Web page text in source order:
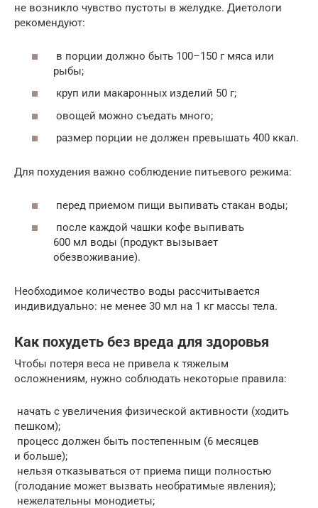
не возникло чувство пустоты в желудке. Диетологи
рекомендуют:
в порции должно быть 100–150 г мяса или
рыбы;
круп или макаронных изделий 50 г;
овощей можно съедать много;
размер порции не должен превышать 400 ккал.
Для похудения важно соблюдение питьевого режима:
перед приемом пищи выпивать стакан воды;
после каждой чашки кофе выпивать
600 мл воды (продукт вызывает
обезвоживание).
Необходимое количество воды рассчитывается
индивидуально: не менее 30 мл на 1 кг массы тела.
Как похудеть без вреда для здоровья
Чтобы потеря веса не привела к тяжелым
осложнениям, нужно соблюдать некоторые правила:
начать с увеличения физической активности (ходить
пешком);
процесс должен быть постепенным (6 месяцев
и больше);
нельзя отказываться от приема пищи полностью
(голодание может вызвать необратимые явления);
нежелательны монодиеты;